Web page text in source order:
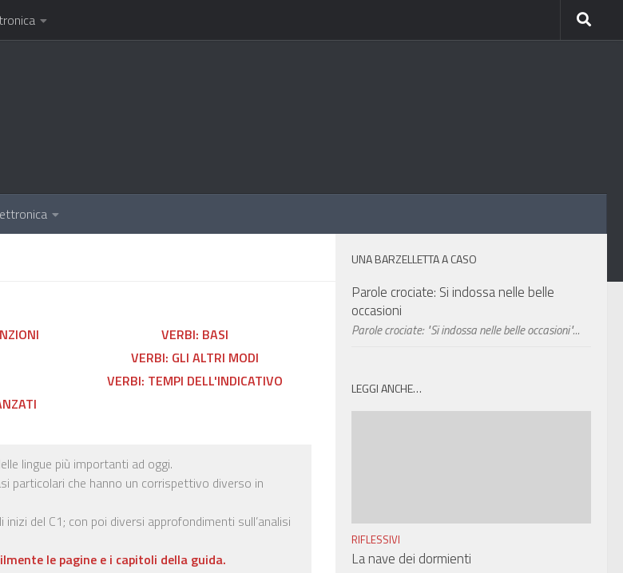
VERBI: BASI
VERBI: GLI ALTRI MODI
VERBI: TEMPI DELL'INDICATIVO
lingue più importanti ad oggi.
particolari che hanno un corrispettivo diverso in
del C1; con poi diversi approfondimenti sull’analisi
le pagine e i capitoli della guida.
UNA BARZELLETTA A CASO
Parole crociate: Si indossa nelle belle
occasioni
Parole crociate: "Si indossa nelle belle occasioni"...
LEGGI ANCHE…
RIFLESSIVI
La nave dei dormienti